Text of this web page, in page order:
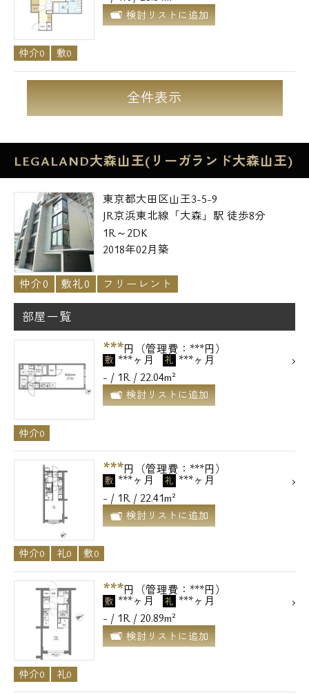
検討リストに追加
仲介0 敷0
全件表示
LEGALAND大森山王(リーガランド大森山王)
東京都大田区山王3-5-9
JR京浜東北線「大森」駅 徒歩8分
1R～2DK
2018年02月築
仲介0 敷礼0 フリーレント
部屋一覧
***円（管理費：***円）
敷 ***ヶ月 礼 ***ヶ月
- / 1R / 22.04m²
検討リストに追加
仲介0
***円（管理費：***円）
敷 ***ヶ月 礼 ***ヶ月
- / 1R / 22.41m²
検討リストに追加
仲介0 礼0 敷0
***円（管理費：***円）
敷 ***ヶ月 礼 ***ヶ月
- / 1R / 20.89m²
検討リストに追加
仲介0 礼0
メールでお問い合わせ